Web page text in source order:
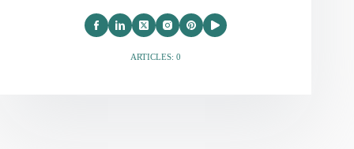
ARTICLES: 0